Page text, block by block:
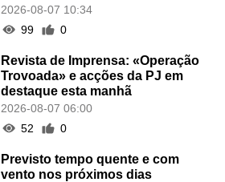
2026-08-07 10:34
99
0
Revista de Imprensa: «Operação
Trovoada» e acções da PJ em
destaque esta manhã
2026-08-07 06:00
52
0
Previsto tempo quente e com
vento nos próximos dias